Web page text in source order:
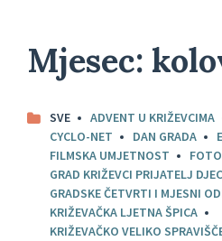
Mjesec:
SVE ADVENT U KRIŽEVCIMA
CYCLO-NET
DAN GRADA
FILMSKA UMJETNOST
GRAD KRIŽEVCI PRIJATELJ
GRADSKE ČETVRTI I MJESNI
KRIŽEVAČKA LJETNA ŠPICA
KRIŽEVAČKO VELIKO